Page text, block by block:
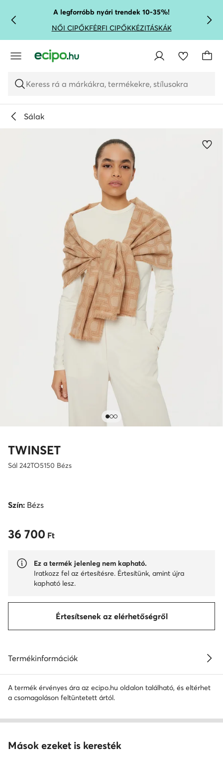
UGRÁS A FŐ TARTALOMRA
UGRÁS A KERESÉSHEZA legforróbb nyári trendek 10-35%!
NŐI CIPŐKFÉRFI CIPŐKKÉZITÁSKÁK
Keress rá a márkákra, termékekre, stílusokra
Sálak
TWINSET
Sál 242TO5150 Bézs
Szín: Bézs
36 700 Ft
36 700 Ft
Ez a termék jelenleg nem kapható.
Iratkozz fel az értesítésre. Értesítünk, amint újra
kapható lesz.
Értesítsenek az elérhetőségről
Termékinformációk
A termék érvényes ára az ecipo.hu oldalon található, és eltérhet
a csomagoláson feltüntetett ártól.
Mások ezeket is keresték